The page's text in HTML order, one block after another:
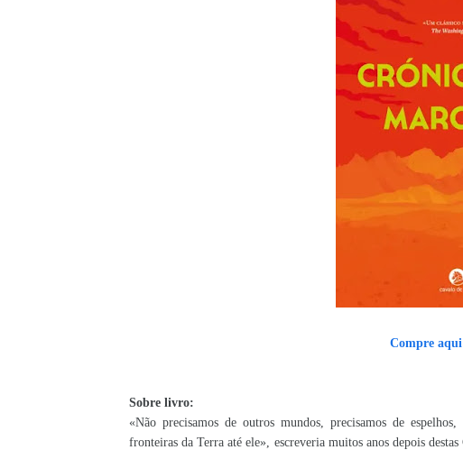
Compre
Sobre livro:
«Não precisamos de outros mundos, precisamos de
fronteiras da Terra até ele», escreveria muitos anos depois